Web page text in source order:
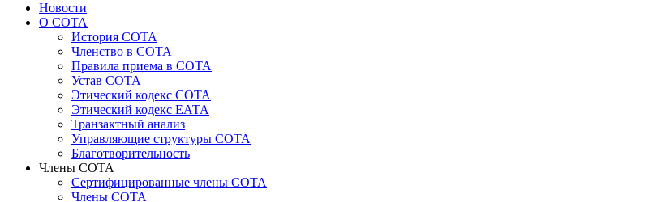
Новости
О СОТА
История СОТА
Членство в СОТА
Правила приема в СОТА
Устав СОТА
Этический кодекс СОТА
Этический кодекс ЕАТА
Транзактный анализ
Управляющие структуры СОТА
Благотворительность
Члены СОТА
Сертифицированные члены СОТА
Члены СОТА